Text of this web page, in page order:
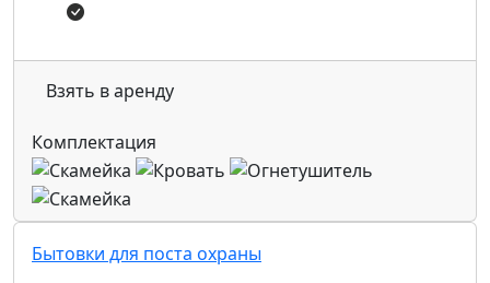
Взять в аренду
Комплектация
Бытовки для поста охраны